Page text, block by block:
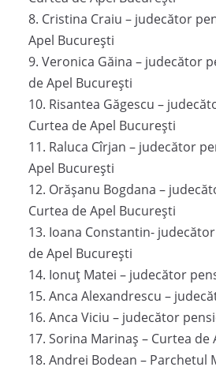
8. Cristina Craiu – judecător
Apel București
9. Veronica Găina – judecător
de Apel București
10. Risantea Găgescu –
Curtea de Apel București
11. Raluca Cîrjan – judecător
Apel București
12. Orășanu Bogdana –
Curtea de Apel București
13. Ioana Constantin-
de Apel București
14. Ionuț Matei – judecător
15. Anca Alexandrescu –
16. Anca Viciu – judecător
17. Sorina Marinaș – Curtea de
18. Andrei Bodean – Parchetul